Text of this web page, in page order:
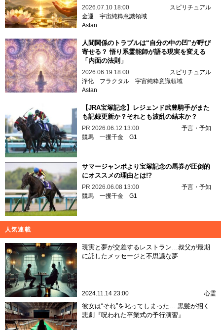
2026.07.10 18:00
スピリチュアル
金運 宇宙純粋意識領域
Aslan
人間関係のトラブルは“自分の中の凹”が呼び
寄せる？ 悟り系霊能師が語る現実を変える
「内面の法則」
2026.06.19 18:00
スピリチュアル
浄化
フラクタル 宇宙純粋意識領域
Aslan
【JRA宝塚記念】レジェンド武豊騎手がまた
も記録更新か？それとも波乱の結末か？
PR 2026.06.12 13:00
予言・予知
競馬 一攫千金 G1
サマージャンボより宝塚記念の馬券が圧倒的
にオススメの理由とは!?
PR 2026.06.08 13:00
予言・予知
競馬 一攫千金 G1
人気連載
現実と夢が交差するレストラン…叔父が最期
に託したメッセージと不思議な夢
2024.11.14 23:00 心霊
彼女は“それ”を叱ってしまった… 黒髪が招く
悲劇『呪われた卒業式の予行演習』